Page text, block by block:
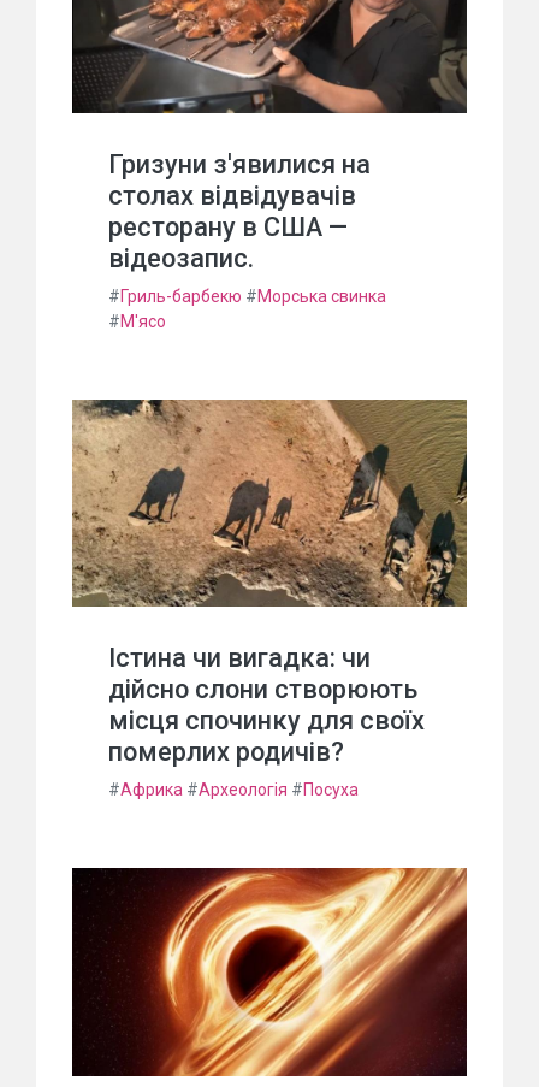
Гризуни з'явилися на
столах відвідувачів
ресторану в США —
відеозапис.
#Гриль-барбекю #Морська свинка
#М'ясо
Істина чи вигадка: чи
дійсно слони створюють
місця спочинку для своїх
померлих родичів?
#Африка #Археологія #Посуха